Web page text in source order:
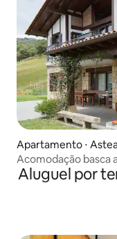
Apartamento ⋅
Acomodação basca
Aluguel por